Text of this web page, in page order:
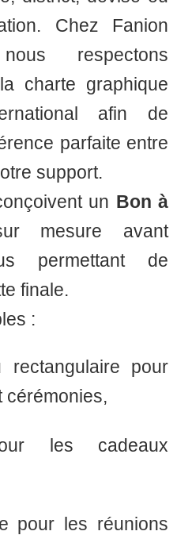
Chez Fanion
respectons
charte graphique
afin de
parfaite entre
support.
un Bon à
mesure avant
permettant de
finale.
:
rectangulaire pour
cérémonies,
les cadeaux
pour les réunions